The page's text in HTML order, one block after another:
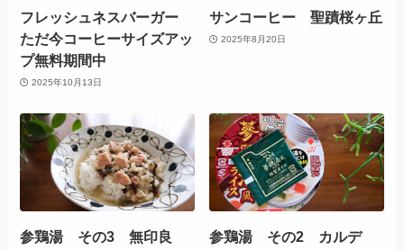
フレッシュネスバーガー
ただ今コーヒーサイズアッ
プ無料期間中
2025年10月13日
サンコーヒー 聖蹟桜ヶ丘
2025年8月20日
参鶏湯 その3 無印良
参鶏湯 その2 カルデ